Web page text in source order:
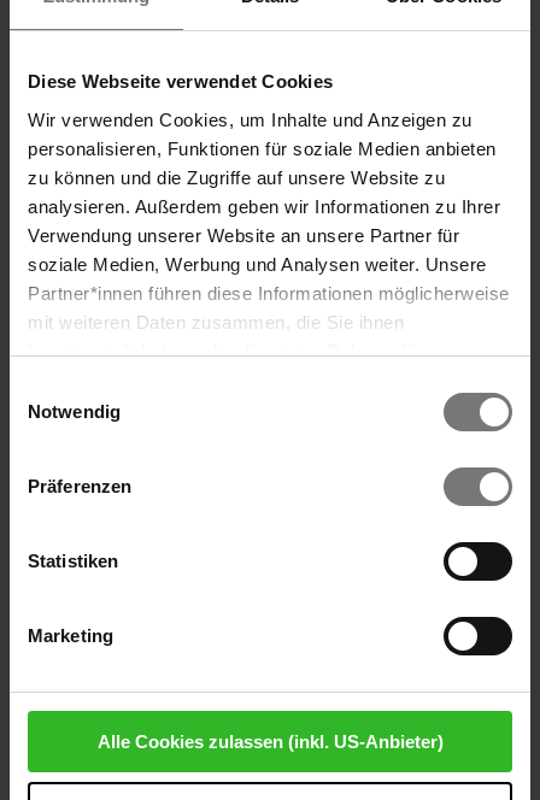
Diese Webseite verwendet Cookies
Wir verwenden Cookies, um Inhalte und Anzeigen zu
personalisieren, Funktionen für soziale Medien anbieten
zu können und die Zugriffe auf unsere Website zu
analysieren. Außerdem geben wir Informationen zu Ihrer
Verwendung unserer Website an unsere Partner für
soziale Medien, Werbung und Analysen weiter. Unsere
Partner*innen führen diese Informationen möglicherweise
mit weiteren Daten zusammen, die Sie ihnen
bereitgestellt haben oder die sie im Rahmen Ihrer
Cookies und ähnliche Technologien (Tracking-Pixel),
Dienste erforderlich ist (bspw. Spracheinstellungen),
sowie darüber hinaus soweit Sie Ihre Einwilligung in die
Marketingcookies). Mit diesen Cookies werden von uns
verarbeitet. Den USA wird vom Europäischen
bescheinigt. Es besteht insbesondere das Risiko, dass
und Überwachungszwecken unterliegen und dagegen
keine wirksamen Rechtsbehelfe zur Verfügung stehen.
Notwendig
Präferenzen
Statistiken
Marketing
Alle Cookies zulassen (inkl. US-Anbieter)
Suche
MEHR Sommer
3 volle Tage Urlaubsfeeling
Regeneration, Entspannung, feinste Kulinarik &
ganztägiger Badegenuss am An- und Abreisetag.